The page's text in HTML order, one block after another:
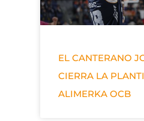
EL CANTERANO
CIERRA LA
ALIMERKA OCB